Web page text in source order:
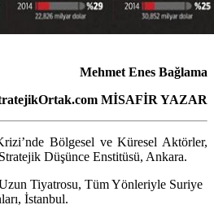
Mehmet Enes Bağlama
MİSAFİR YAZAR
Bölgesel ve Küresel Aktörler,
Düşünce Enstitüsü, Ankara.
Tiyatrosu, Tüm Yönleriyle Suriye
İstanbul.